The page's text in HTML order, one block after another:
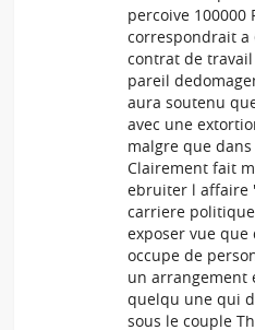
percoive 100000
correspondrait a
contrat de
pareil
aura soutenu
avec une
malgre que
Clairement fait
ebruiter l affaire
carriere
exposer vue que
occupe de
un arrangement
quelqu une qui
sous le couple